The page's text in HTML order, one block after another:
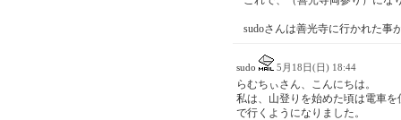
sudoさんは善光寺に行かれた事
sudo 5月18日(日) 18:44
らむちぃさん、こんにちは。
私は、山登りを始めた頃は電車
で行くようになりました。